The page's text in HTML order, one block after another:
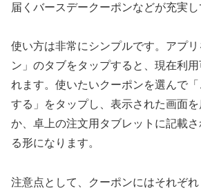
届くバースデークーポンなどが充実し
使い方は非常にシンプルです。アプ
ン」のタブをタップすると、現在利
れます。使いたいクーポンを選んで
する」をタップし、表示された画面
か、卓上の注文用タブレットに記載
る形になります。
注意点として、クーポンにはそれぞ